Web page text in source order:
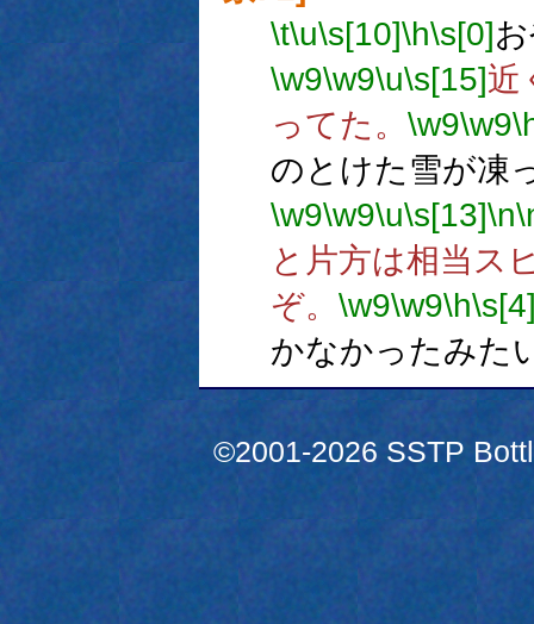
\t\u\s[10]\h\s[0]
\w9\w9\u\s[15]近
ってた。 \w9\w9
のとけた雪が凍
\w9\w9\u\s[13]\n
と片方は相当ス
ぞ。 \w9\w9\h
かなかったみた
©2001-2026 SSTP